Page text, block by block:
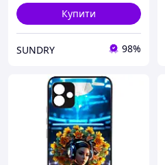
Купити
SUNDRY 98%